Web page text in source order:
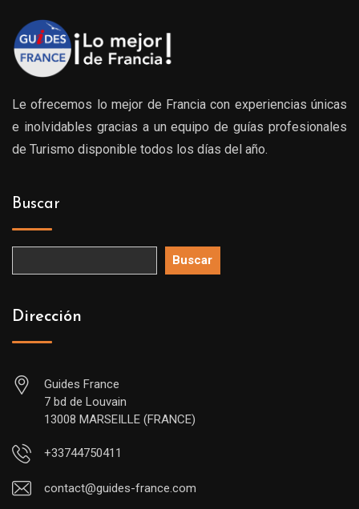
Le ofrecemos lo mejor de Francia con experiencias únicas
e inolvidables gracias a un equipo de guías profesionales
de Turismo disponible todos los días del año.
Buscar
Buscar
Dirección
Guides France
7 bd de Louvain
13008 MARSEILLE (FRANCE)
+33744750411
contact@guides-france.com